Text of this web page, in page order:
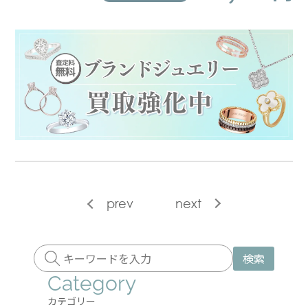
prev next
検索
Category
カテゴリー